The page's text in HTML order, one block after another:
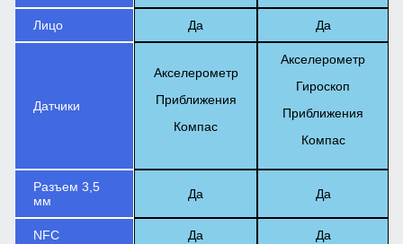
Лицо Да Да
Датчики
Акселерометр
Приближения
Компас
Акселерометр
Гироскоп
Приближения
Компас
Разъем 3,5
мм
Да Да
NFC Да Да